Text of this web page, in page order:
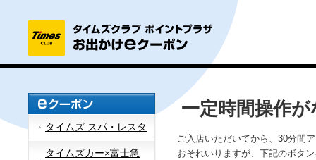
タイムズ スパ・レスタ
タイムズカー×富士急
一定時間操作
ご入店いただいてから、30分間
おそれいりますが、下記のボタ